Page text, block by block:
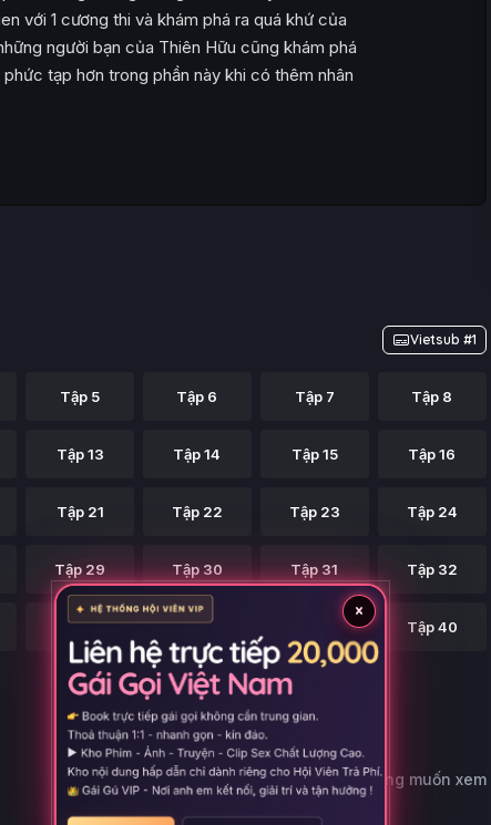
với 1 cương thi và khám phá ra quá khứ của
người bạn của Thiên Hữu cũng khám phá
tạp hơn trong phần này khi có thêm nhân
Vietsub #1
Tập 5 Tập 6 Tập 7 Tập 8
Tập 13 Tập 14 Tập 15 Tập 16
Tập 21 Tập 22 Tập 23 Tập 24
Tập 29 Tập 30 Tập 31 Tập 32
Tập 37 Tập 38 Tập 40
Có thể bạn cũng muốn xem
×